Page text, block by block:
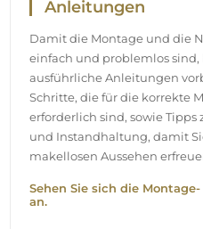
Folgen Sie uns
dem Laufenden
Bleiben Sie über unsere
Aktionen auf dem
Dekotrends und finden Sie
Werden Sie Teil unserer
wir speziell für Sie